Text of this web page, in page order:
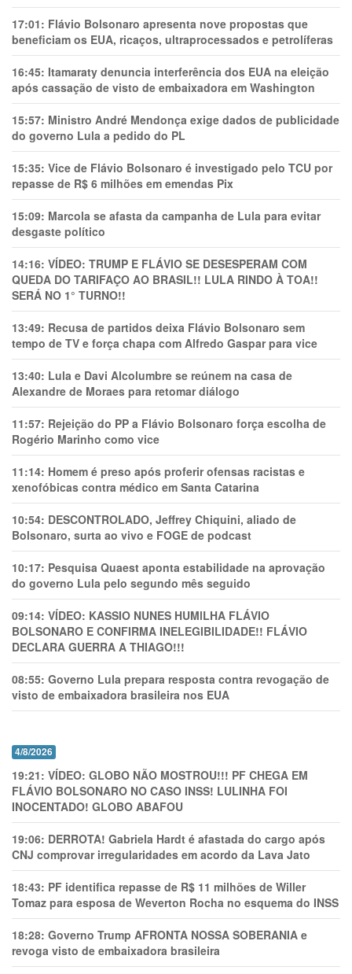
17:01: Flávio Bolsonaro apresenta nove propostas que
beneficiam os EUA, ricaços, ultraprocessados e petrolíferas
16:45: Itamaraty denuncia interferência dos EUA na eleição
após cassação de visto de embaixadora em Washington
15:57: Ministro André Mendonça exige dados de publicidade
do governo Lula a pedido do PL
15:35: Vice de Flávio Bolsonaro é investigado pelo TCU por
repasse de R$ 6 milhões em emendas Pix
15:09: Marcola se afasta da campanha de Lula para evitar
desgaste político
14:16: VÍDEO: TRUMP E FLÁVIO SE DESESPERAM COM
QUEDA DO TARIFAÇO AO BRASIL!! LULA RINDO À TOA!!
SERÁ NO 1° TURNO!!
13:49: Recusa de partidos deixa Flávio Bolsonaro sem
tempo de TV e força chapa com Alfredo Gaspar para vice
13:40: Lula e Davi Alcolumbre se reúnem na casa de
Alexandre de Moraes para retomar diálogo
11:57: Rejeição do PP a Flávio Bolsonaro força escolha de
Rogério Marinho como vice
11:14: Homem é preso após proferir ofensas racistas e
xenofóbicas contra médico em Santa Catarina
10:54: DESCONTROLADO, Jeffrey Chiquini, aliado de
Bolsonaro, surta ao vivo e FOGE de podcast
10:17: Pesquisa Quaest aponta estabilidade na aprovação
do governo Lula pelo segundo mês seguido
09:14: VÍDEO: KASSIO NUNES HUMlLHA FLÁVIO
BOLSONARO E CONFIRMA INELEGIBILIDADE!! FLÁVIO
DECLARA GUERRA A THIAGO!!!
08:55: Governo Lula prepara resposta contra revogação de
visto de embaixadora brasileira nos EUA
4/8/2026
19:21: VÍDEO: GLOBO NÃO MOSTROU!!! PF CHEGA EM
FLÁVIO BOLSONARO NO CASO INSS! LULINHA FOI
INOCENTADO! GLOBO ABAFOU
19:06: DERROTA! Gabriela Hardt é afastada do cargo após
CNJ comprovar irregularidades em acordo da Lava Jato
18:43: PF identifica repasse de R$ 11 milhões de Willer
Tomaz para esposa de Weverton Rocha no esquema do INSS
18:28: Governo Trump AFRONTA NOSSA SOBERANIA e
revoga visto de embaixadora brasileira